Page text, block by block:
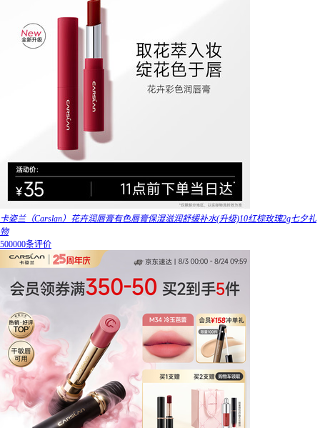
卡姿兰（Carslan）花卉润唇膏有色唇膏保湿滋润舒缓补水(升级)10红棕玫瑰2g七夕礼
物
500000条评价